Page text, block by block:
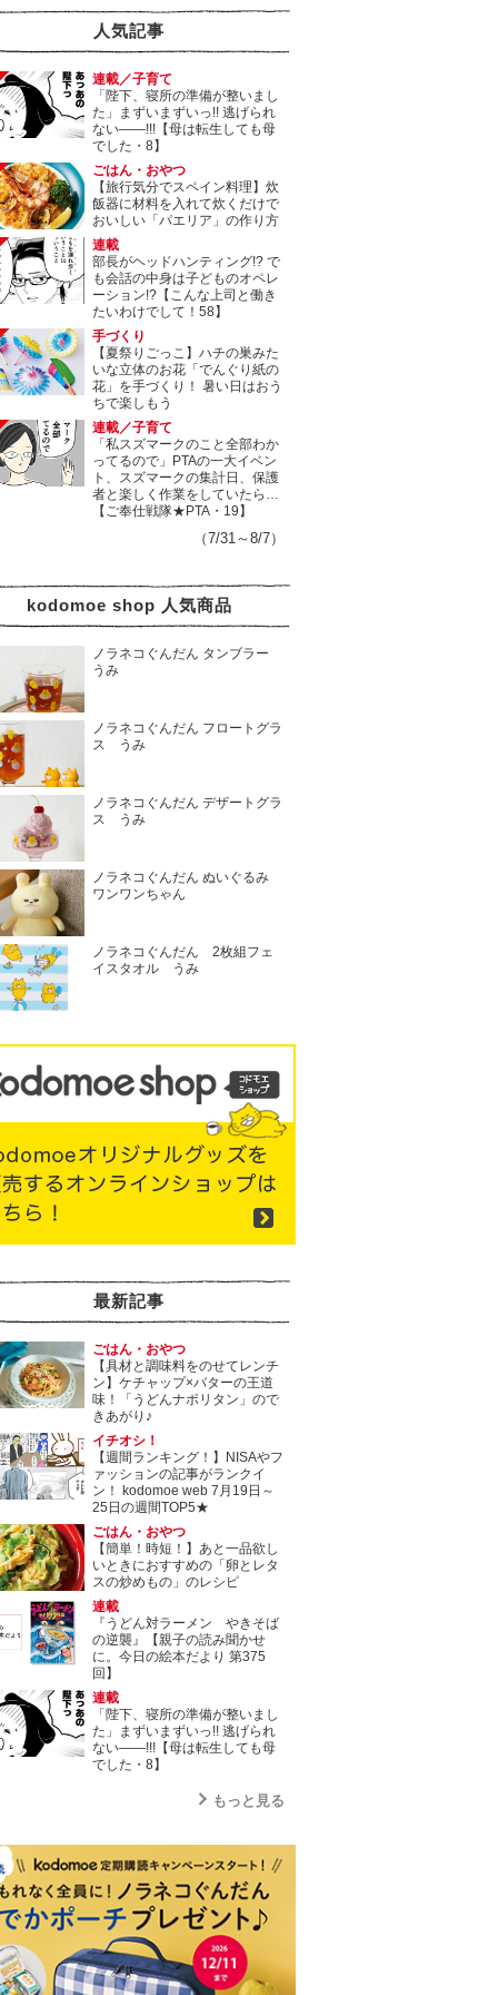
人気記事
連載／子育て
「陛下、寝所の準備が整いまし
た」まずいまずいっ!! 逃げられ
ない――!!!【母は転生しても母
でした・8】
ごはん・おやつ
【旅行気分でスペイン料理】炊
飯器に材料を入れて炊くだけで
おいしい「パエリア」の作り方
連載
部長がヘッドハンティング!? で
も会話の中身は子どものオペレ
ーション!?【こんな上司と働き
たいわけでして！58】
手づくり
【夏祭りごっこ】ハチの巣みた
いな立体のお花「でんぐり紙の
花」を手づくり！ 暑い日はおう
ちで楽しもう
連載／子育て
「私スズマークのこと全部わか
ってるので」PTAの一大イベン
ト、スズマークの集計日、保護
者と楽しく作業をしていたら…
【ご奉仕戦隊★PTA・19】
（7/31～8/7）
kodomoe shop 人気商品
ノラネコぐんだん タンブラー
うみ
ノラネコぐんだん フロートグラ
ス うみ
ノラネコぐんだん デザートグラ
ス うみ
ノラネコぐんだん ぬいぐるみ
ワンワンちゃん
ノラネコぐんだん 2枚組フェ
イスタオル うみ
最新記事
ごはん・おやつ
【具材と調味料をのせてレンチ
ン】ケチャップ×バターの王道
味！「うどんナポリタン」ので
きあがり♪
イチオシ！
【週間ランキング！】NISAやフ
ァッションの記事がランクイ
ン！ kodomoe web 7月19日～
25日の週間TOP5★
ごはん・おやつ
【簡単！時短！】あと一品欲し
いときにおすすめの「卵とレタ
スの炒めもの」のレシピ
連載
『うどん対ラーメン やきそば
の逆襲』【親子の読み聞かせ
に。今日の絵本だより 第375
回】
連載
「陛下、寝所の準備が整いまし
た」まずいまずいっ!! 逃げられ
ない――!!!【母は転生しても母
でした・8】
もっと見る